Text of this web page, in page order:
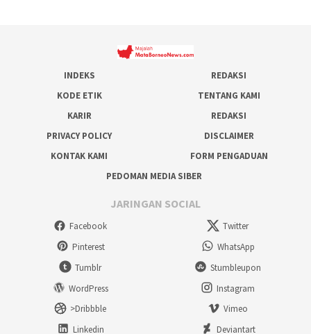
INDEKS
REDAKSI
KODE ETIK
TENTANG KAMI
KARIR
REDAKSI
PRIVACY POLICY
DISCLAIMER
KONTAK KAMI
FORM PENGADUAN
PEDOMAN MEDIA SIBER
JARINGAN SOCIAL
Facebook
Twitter
Pinterest
WhatsApp
Tumblr
Stumbleupon
WordPress
Instagram
>Dribbble
Vimeo
Linkedin
Deviantart